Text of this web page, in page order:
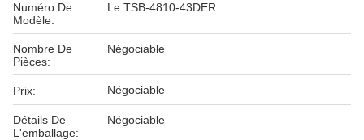
Numéro De
Modèle:
Le TSB-4810-43DER
Nombre De
Pièces:
Négociable
Prix: Négociable
Détails De
L'emballage:
Négociable